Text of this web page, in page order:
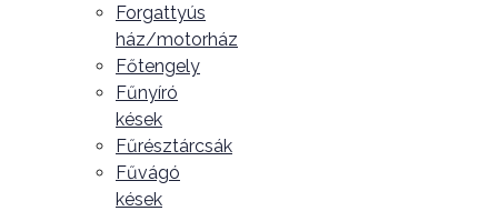
Forgattyús
ház/motorház
Főtengely
Fűnyíró
kések
Fűrésztárcsák
Fűvágó
kések